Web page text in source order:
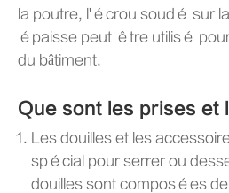
la poutre, l'écrou soudé sur
épaisse peut être utilisé
du bâtiment.
Que sont les prises et
Les douilles et les
spécial pour serrer ou
douilles sont composées